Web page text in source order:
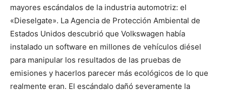
mayores escándalos de la industria automotriz: el
«Dieselgate». La Agencia de Protección Ambiental de
Estados Unidos descubrió que Volkswagen había
instalado un software en millones de vehículos diésel
para manipular los resultados de las pruebas de
emisiones y hacerlos parecer más ecológicos de lo que
realmente eran. El escándalo dañó severamente la